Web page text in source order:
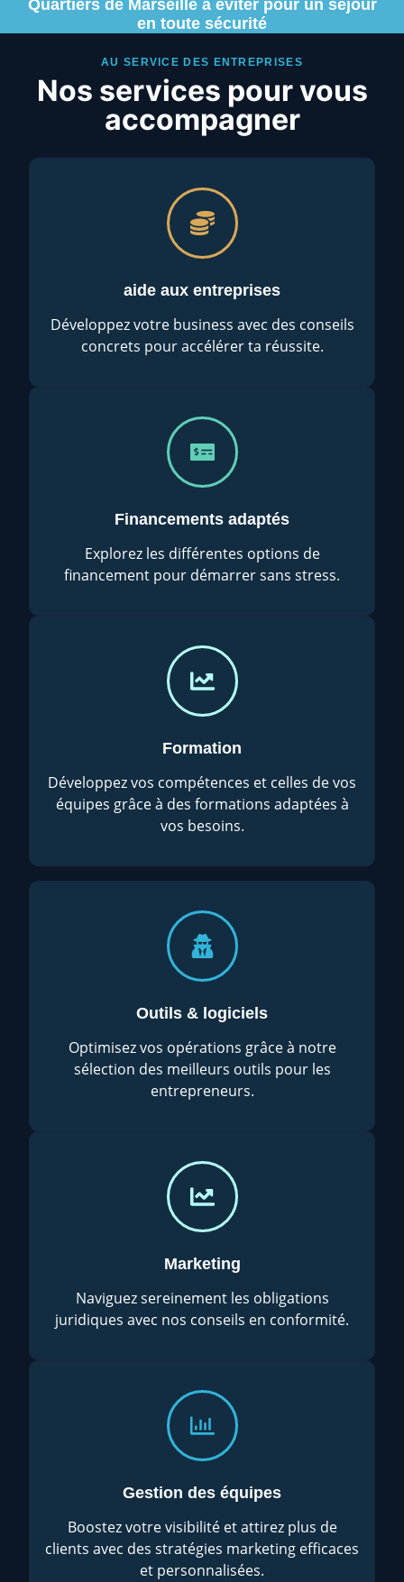
Quartiers de Marseille à éviter pour un séjour
en toute sécurité
AU SERVICE DES ENTREPRISES
Nos services pour vous
accompagner
aide aux entreprises
Développez votre business avec des conseils
concrets pour accélérer ta réussite.
Financements adaptés
Explorez les différentes options de
financement pour démarrer sans stress.
Formation
Développez vos compétences et celles de vos
équipes grâce à des formations adaptées à
vos besoins.
Outils & logiciels
Optimisez vos opérations grâce à notre
sélection des meilleurs outils pour les
entrepreneurs.
Marketing
Naviguez sereinement les obligations
juridiques avec nos conseils en conformité.
Gestion des équipes
Boostez votre visibilité et attirez plus de
clients avec des stratégies marketing efficaces
et personnalisées.